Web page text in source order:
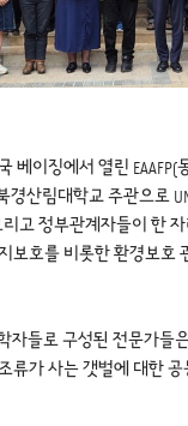
베이징에서 열린
경산림대학교 주관으로
고 정부관계자들이 한
보호를 비롯한 환경보호
자들로 구성된 전문가들
류가 사는 갯벌에 대한